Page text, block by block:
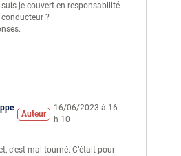
je couvert en responsabilité
?
Auteur
16/06/2023 à 16
h 10
c’est mal tourné. C’était pour